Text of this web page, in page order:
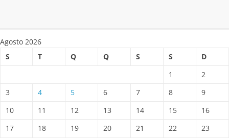
Agosto 2026
S
T Q Q S S
D
1
2
3
4 5 6 7 8
9
10
11 12 13 14 15
16
17
18 19 20 21 22
23